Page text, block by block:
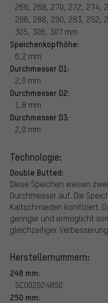
266, 268, 270, 272, 274,
286, 288, 290, 293, 292,
305, 306, 307 mm
Speichenkopfhöhe:
6,2 mm
Durchmesser D1:
2,0 mm
Durchmesser D2:
1,8 mm
Durchmesser D3:
2,0 mm
Technologie:
Double Butted:
Diese Speichen weisen
Durchmesser auf. Die
Kaltschmieden konifiziert.
geringer und ermöglicht
gleichzeitiger
Herstellernummern:
248 mm:
SCO020248S0
250 mm: